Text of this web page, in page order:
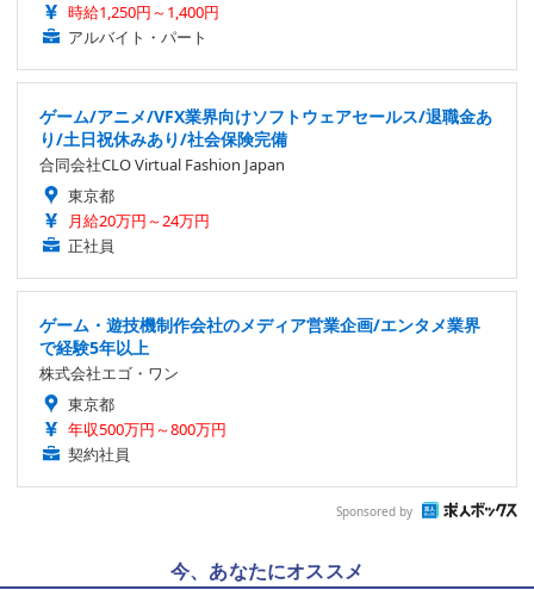
時給1,250円～1,400円
アルバイト・パート
ゲーム/アニメ/VFX業界向けソフトウェアセールス/退職金あ
り/土日祝休みあり/社会保険完備
合同会社CLO Virtual Fashion Japan
東京都
月給20万円～24万円
正社員
ゲーム・遊技機制作会社のメディア営業企画/エンタメ業界
で経験5年以上
株式会社エゴ・ワン
東京都
年収500万円～800万円
契約社員
Sponsored by
今、あなたにオススメ